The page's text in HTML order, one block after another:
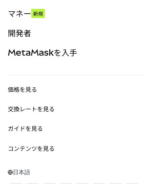
パーペチュアル
RWA
マネー 新規
開発者
MetaMask Connect
Snaps
Web3サービス
MetaMaskを入手
セキュリティ
サポート
キャリア
価格を見る
イーサリアムの価格
Solanaの価格
Tetherの価格
交換レートを見る
ETH→USD
USDT→INR
BTC→INR
ガイドを見る
ETHの購入
コンテンツを見る
Solanaウォレット
日本語